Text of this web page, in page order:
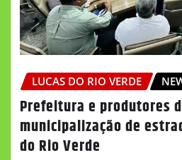
LUCAS DO RIO VERDE
Prefeitura e produtores
municipalização de
do Rio Verde